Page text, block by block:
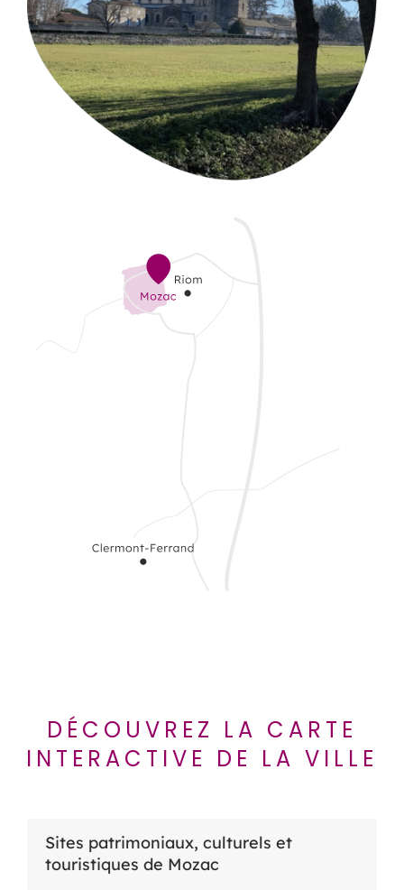
DÉCOUVREZ LA CARTE
INTERACTIVE DE LA VILLE
Sites patrimoniaux, culturels et
touristiques de Mozac